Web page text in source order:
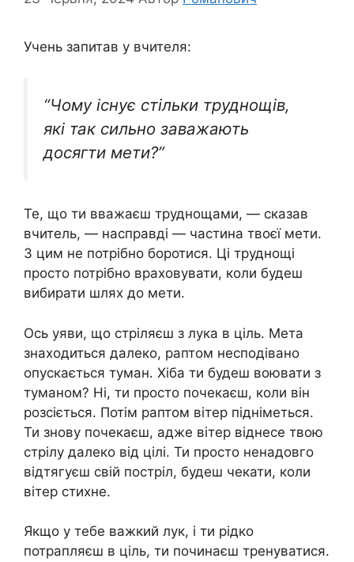
Учень запитав у вчителя:
“Чому існує стільки труднощів,
які так сильно заважають
досягти мети?”
Те, що ти вважаєш труднощами, — сказав
вчитель, — насправді — частина твоєї мети.
З цим не потрібно боротися. Ці труднощі
просто потрібно враховувати, коли будеш
вибирати шлях до мети.
Ось уяви, що стріляєш з лука в ціль. Мета
знаходиться далеко, раптом несподівано
опускається туман. Хіба ти будеш воювати з
туманом? Ні, ти просто почекаєш, коли він
розсіється. Потім раптом вітер підніметься.
Ти знову почекаєш, адже вітер віднесе твою
стрілу далеко від цілі. Ти просто ненадовго
відтягуєш свій постріл, будеш чекати, коли
вітер стихне.
Якщо у тебе важкий лук, і ти рідко
потрапляєш в ціль, ти починаєш тренуватися.